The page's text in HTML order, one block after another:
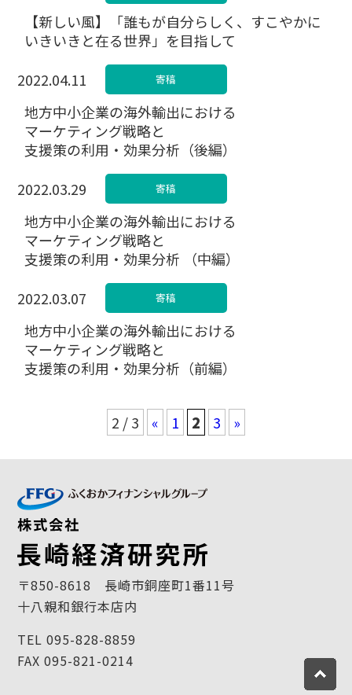
【新しい風】「誰もが自分らしく、すこやかに
いきいきと在る世界」を目指して
2022.04.11
寄稿
地方中小企業の海外輸出における
マーケティング戦略と
支援策の利用・効果分析（後編）
2022.03.29
寄稿
地方中小企業の海外輸出における
マーケティング戦略と
支援策の利用・効果分析 （中編）
2022.03.07
寄稿
地方中小企業の海外輸出における
マーケティング戦略と
支援策の利用・効果分析（前編）
2 / 3 « 1 2 3 »
〒850-8618 長崎市銅座町1番11号
十八親和銀行本店内
TEL 095-828-8859
FAX 095-821-0214